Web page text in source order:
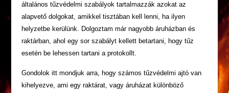
általános tűzvédelmi szabályok tartalmazzák azokat az
alapvető dolgokat, amikkel tisztában kell lenni, ha ilyen
helyzetbe kerülünk. Dolgoztam már nagyobb áruházban és
raktárban, ahol egy sor szabályt kellett betartani, hogy tűz
esetén be lehessen tartani a protokollt.
Gondolok itt mondjuk arra, hogy számos tűzvédelmi ajtó van
kihelyezve, ami egy raktárat, vagy áruházat különböző